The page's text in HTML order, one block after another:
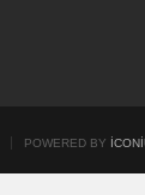
POWERED BY